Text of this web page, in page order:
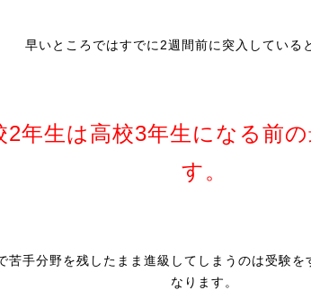
早いところではすでに2週間前に突入している
2年生は高校3年生になる前
す。
苦手分野を残したまま進級してしまうのは受験を
なります。